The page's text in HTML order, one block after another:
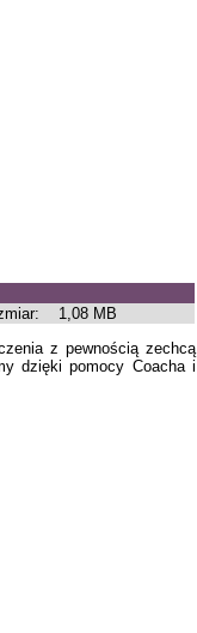
1,08 MB
z pewnością zechcą
dzięki pomocy Coacha i